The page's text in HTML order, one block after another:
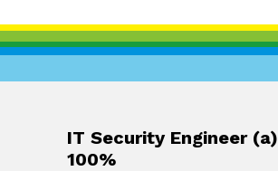
IT Security Engineer (a)
100%